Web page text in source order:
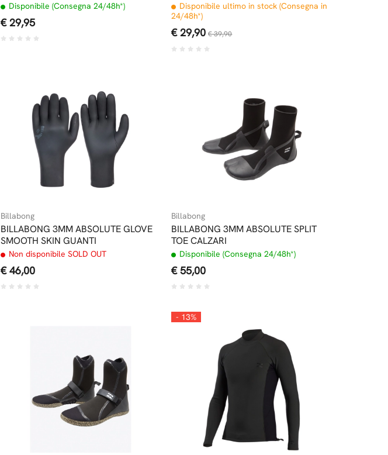
Disponibile (Consegna 24/48h*)
€ 29,95
Disponibile ultimo in stock (Consegna in
24/48h*)
€ 29,90 € 39,90
Billabong
BILLABONG 3MM ABSOLUTE GLOVE
SMOOTH SKIN GUANTI
Non disponibile SOLD OUT
€ 46,00
Billabong
BILLABONG 3MM ABSOLUTE SPLIT
TOE CALZARI
Disponibile (Consegna 24/48h*)
€ 55,00
- 13%